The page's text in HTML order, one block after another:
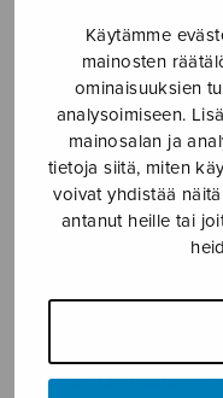
Käytämme
mainosten
ominaisuuksien
analysoimiseen.
mainosalan ja
tietoja siitä, miten
voivat yhdistää
antanut heille tai
SEKAKUORO
SOITINKOULUT
SOITINMUSIIKKI
YKSINLAULU
YLEINEN
Sulasol